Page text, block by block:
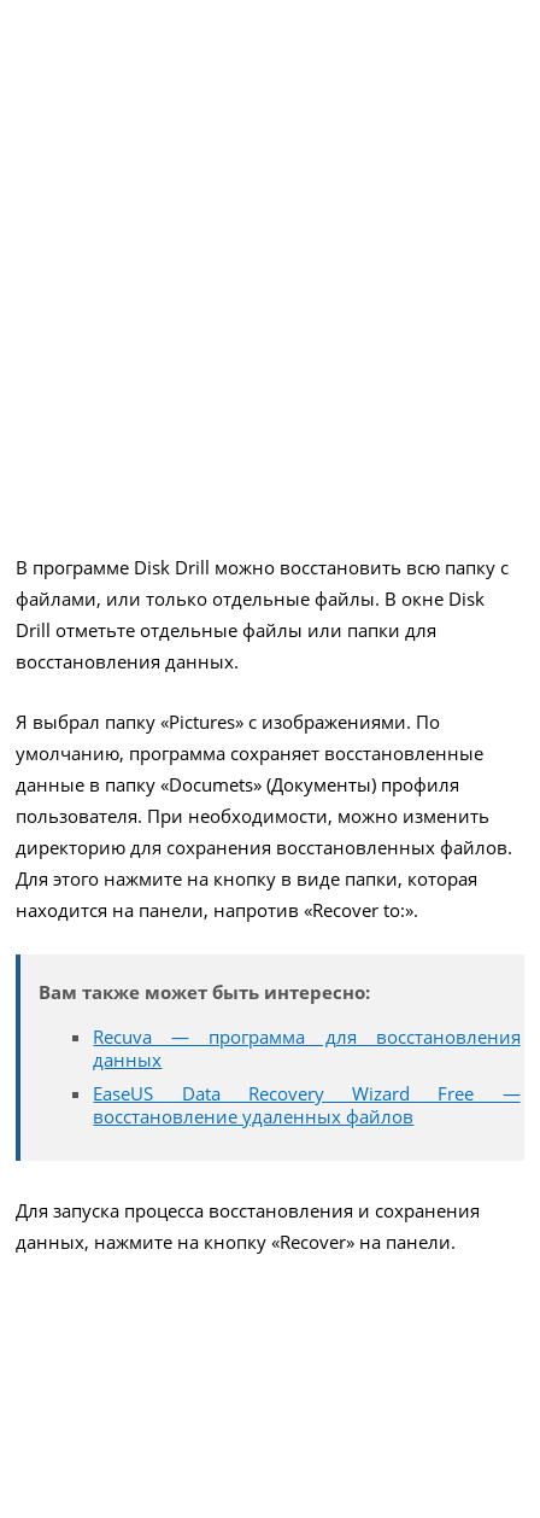
В программе Disk Drill можно восстановить всю папку с
файлами, или только отдельные файлы. В окне Disk
Drill отметьте отдельные файлы или папки для
восстановления данных.
Я выбрал папку «Pictures» с изображениями. По
умолчанию, программа сохраняет восстановленные
данные в папку «Documets» (Документы) профиля
пользователя. При необходимости, можно изменить
директорию для сохранения восстановленных файлов.
Для этого нажмите на кнопку в виде папки, которая
находится на панели, напротив «Recover to:».
Вам также может быть интересно:
Recuva — программа для восстановления
данных
EaseUS Data Recovery Wizard Free —
восстановление удаленных файлов
Для запуска процесса восстановления и сохранения
данных, нажмите на кнопку «Recover» на панели.